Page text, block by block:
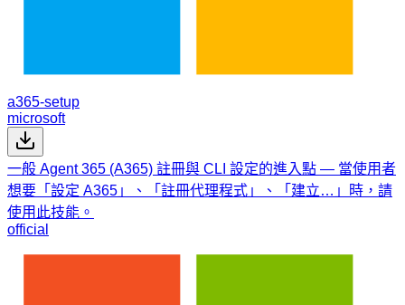
a365-setup
microsoft
一般 Agent 365 (A365) 註冊與 CLI 設定的進入點 — 當使用者
想要「設定 A365」、「註冊代理程式」、「建立…」時，請
使用此技能。
official